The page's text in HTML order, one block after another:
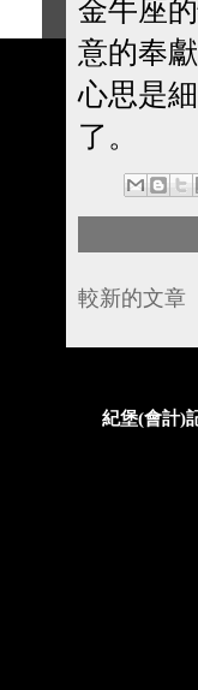
金牛座
意的奉
心思是
了。
較新的文章
紀堡(會計)